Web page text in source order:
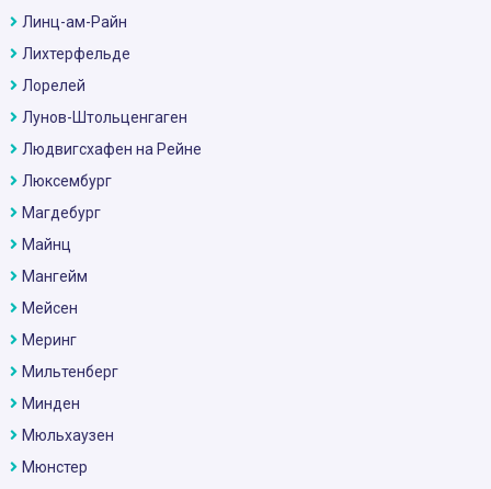
Линц-ам-Райн
Лихтерфельде
Лорелей
Лунов-Штольценгаген
Людвигсхафен на Рейне
Люксембург
Магдебург
Майнц
Мангейм
Мейсен
Меринг
Мильтенберг
Минден
Мюльхаузен
Мюнстер